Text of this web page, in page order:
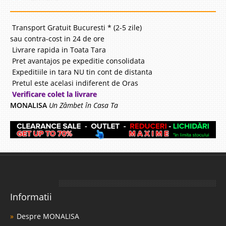
582 Lei
Stoc Epuizat - Indisponibil
Adauga la Favorite
Saltea Ortopedica de Copii
arcuri pentru copii este o saltea din colectia Italiana cu arcuri Bonnell,
special creata pentru a raspunde nevoilor copiilor. Calitatile sale
ortopedice si anatomice asigura o sustinere perfecta ..
Transport Gratuit Bucuresti * (2-5 zile)
sau contra-cost in 24 de ore
Livrare rapida in Toata Tara
Pret avantajos pe expeditie consolidata
Expeditiile in tara NU tin cont de distanta
Pretul este acelasi indiferent de Oras
Verificare colet la livrare
MONALISA Un Zâmbet în Casa Ta
Informatii
Despre MONALISA